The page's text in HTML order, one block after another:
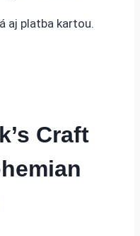
aj platba kartou.
Craft